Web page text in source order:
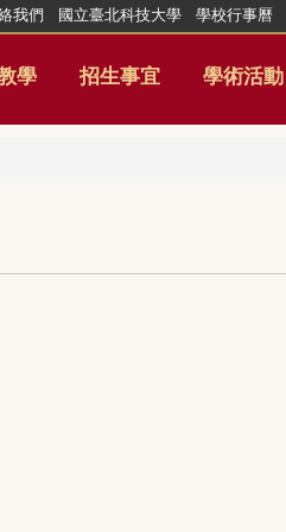
學 招生事宜 學術活動
我們 國立臺北科技大學 學校行事曆